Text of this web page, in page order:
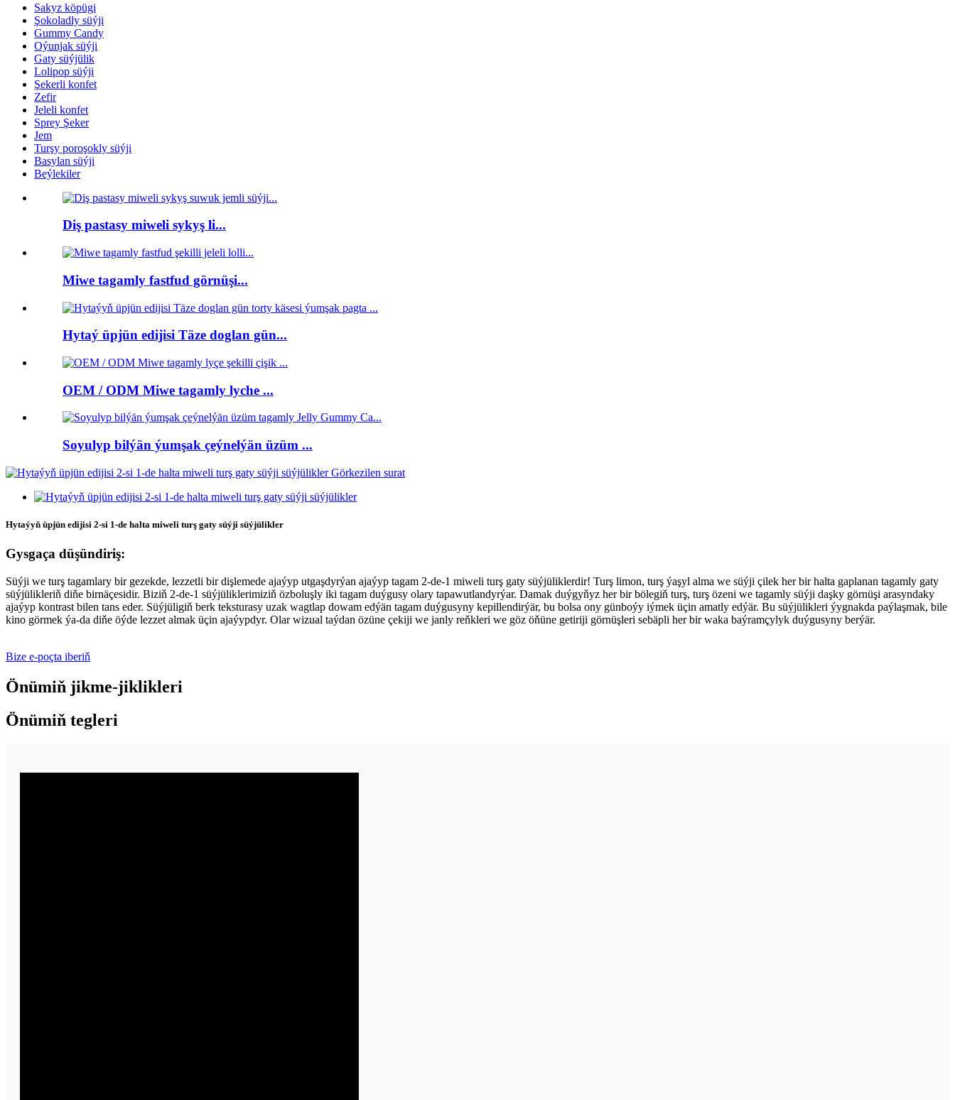
Sakyz köpügi
Şokoladly süýji
Gummy Candy
Oýunjak süýji
Gaty süýjülik
Lolipop süýji
Şekerli konfet
Zefir
Jeleli konfet
Sprey Şeker
Jem
Turşy poroşokly süýji
Basylan süýji
Beýlekiler
Diş pastasy miweli sykyş li...
Miwe tagamly fastfud görnüşi...
Hytaý üpjün edijisi Täze doglan gün...
OEM / ODM Miwe tagamly lyche ...
Soyulyp bilýän ýumşak çeýnelýän üzüm ...
Hytaýyň üpjün edijisi 2-si 1-de halta miweli turş gaty süýji süýjülikler
Gysgaça düşündiriş:
Süýji we turş tagamlary bir gezekde, lezzetli bir dişlemede ajaýyp utgaşdyrýan ajaýyp tagam 2-de-1 miweli turş gaty süýjüliklerdir! Turş limon, turş ýaşyl alma we süýji çilek her bir halta gaplanan tagamly gaty
süýjülikleriň diňe birnäçesidir. Biziň 2-de-1 süýjüliklerimiziň özboluşly iki tagam duýgusy olary tapawutlandyrýar. Damak duýgyňyz her bir bölegiň turş, turş özeni we tagamly süýji daşky görnüşi arasyndaky
ajaýyp kontrast bilen tans eder. Süýjüligiň berk teksturasy uzak wagtlap dowam edýän tagam duýgusyny kepillendirýär, bu bolsa ony günboýy iýmek üçin amatly edýär. Bu süýjülikleri ýygnakda paýlaşmak, bile
kino görmek ýa-da diňe öýde lezzet almak üçin ajaýypdyr. Olar wizual taýdan özüne çekiji we janly reňkleri we göz öňüne getiriji görnüşleri sebäpli her bir waka baýramçylyk duýgusyny berýär.
Bize e-poçta iberiň
Önümiň jikme-jiklikleri
Önümiň tegleri